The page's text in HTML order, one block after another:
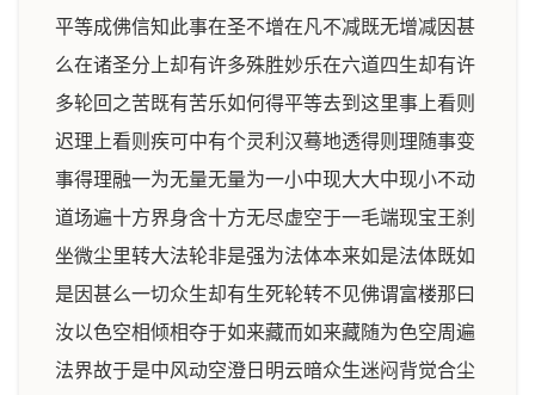
平等成佛信知此事在圣不增在凡不减既无增减因甚
么在诸圣分上却有许多殊胜妙乐在六道四生却有许
多轮回之苦既有苦乐如何得平等去到这里事上看则
迟理上看则疾可中有个灵利汉蓦地透得则理随事变
事得理融一为无量无量为一小中现大大中现小不动
道场遍十方界身含十方无尽虚空于一毛端现宝王刹
坐微尘里转大法轮非是强为法体本来如是法体既如
是因甚么一切众生却有生死轮转不见佛谓富楼那曰
汝以色空相倾相夺于如来藏而如来藏随为色空周遍
法界故于是中风动空澄日明云暗众生迷闷背觉合尘